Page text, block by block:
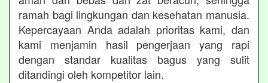
ramah bagi lingkungan dan kesehatan manusia.
Kepercayaan Anda adalah prioritas kami, dan
kami menjamin hasil pengerjaan yang rapi
dengan standar kualitas bagus yang sulit
ditandingi oleh kompetitor lain.